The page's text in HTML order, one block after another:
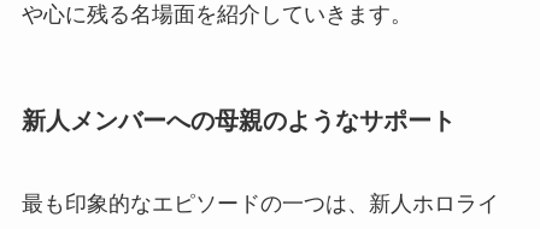
や心に残る名場面を紹介していきます。
新人メンバーへの母親のようなサポート
最も印象的なエピソードの一つは、新人ホロライ